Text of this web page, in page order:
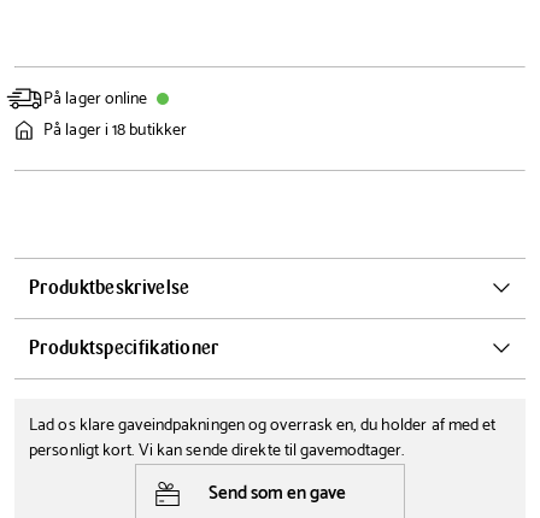
På lager online
På lager i 18 butikker
Produktbeskrivelse
Forkæl dine køkkenborde med dette praktiske og stilrene
overflader mod varme, ridser og mærker.
Produktspecifikationer
30 cm 44 cm
Farve Tåler opvaskemaskine
Nej
Lad os klare gaveindpakningen og overrask en, du holder af med et
personligt kort. Vi kan sende direkte til gavemodtager.
Send som en gave